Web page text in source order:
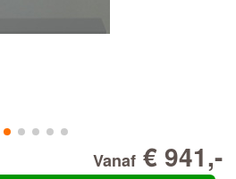
Vanaf € 941,-